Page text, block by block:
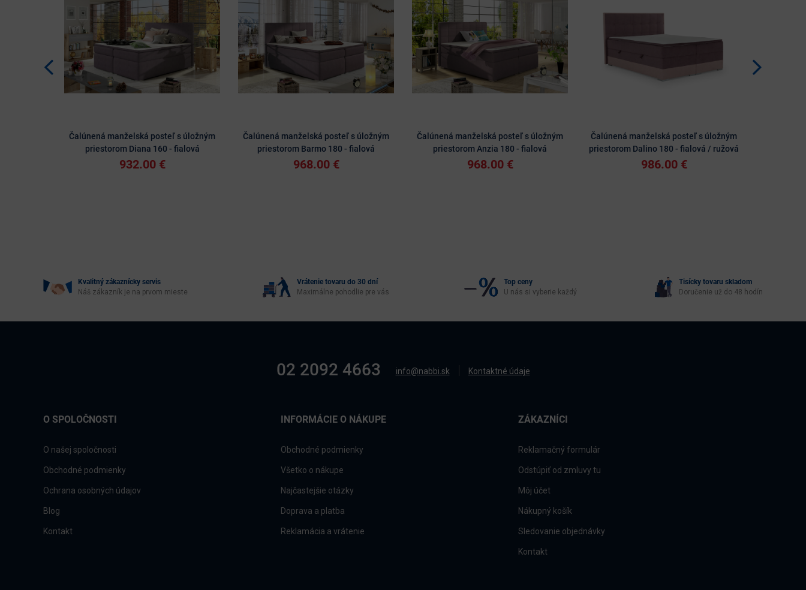
Čalúnená manželská posteľ s úložným
priestorom Diana 160 - fialová
932.00 €
Čalúnená manželská posteľ s úložným
priestorom Barmo 180 - fialová
968.00 €
Čalúnená manželská posteľ s úložným
priestorom Anzia 180 - fialová
968.00 €
Čalúnená manželská posteľ s úložným
priestorom Dalino 180 - fialová / ružová
986.00 €
Kvalitný zákaznícky servis
Náš zákazník je na prvom mieste
Vrátenie tovaru do 30 dní
Maximálne pohodlie pre vás
Top ceny
U nás si vyberie každý
Tisícky tovaru skladom
Doručenie už do 48 hodín
02 2092 4663 info@nabbi.sk Kontaktné údaje
O SPOLOČNOSTI
O našej spoločnosti
Obchodné podmienky
Ochrana osobných údajov
Blog
Kontakt
INFORMÁCIE O NÁKUPE
Obchodné podmienky
Všetko o nákupe
Najčastejšie otázky
Doprava a platba
Reklamácia a vrátenie
ZÁKAZNÍCI
Reklamačný formulár
Odstúpiť od zmluvy tu
Môj účet
Nákupný košík
Sledovanie objednávky
Kontakt